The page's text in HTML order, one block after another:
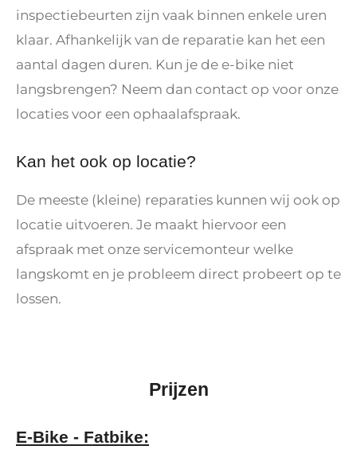
inspectiebeurten zijn vaak binnen enkele uren
klaar. Afhankelijk van de reparatie kan het een
aantal dagen duren. Kun je de e-bike niet
langsbrengen? Neem dan contact op voor onze
locaties voor een ophaalafspraak.
Kan het ook op locatie?
De meeste (kleine) reparaties kunnen wij ook op
locatie uitvoeren. Je maakt hiervoor een
afspraak met onze servicemonteur welke
langskomt en je probleem direct probeert op te
lossen.
Prijzen
E-Bike - Fatbike: